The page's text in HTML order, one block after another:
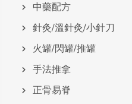
中藥配方
針灸/溫針灸/小針刀
火罐/閃罐/推罐
手法推拿
正骨易脊